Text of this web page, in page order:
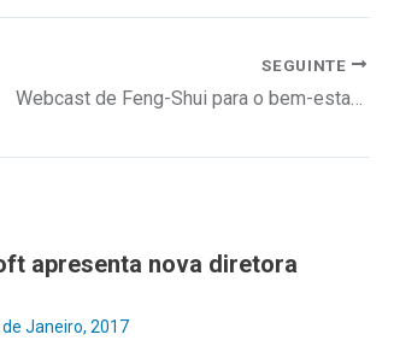
SEGUINTE
Webcast de Feng-Shui para o bem-estar e a produtividade no trabalho
apresenta nova diretora
de Janeiro, 2017